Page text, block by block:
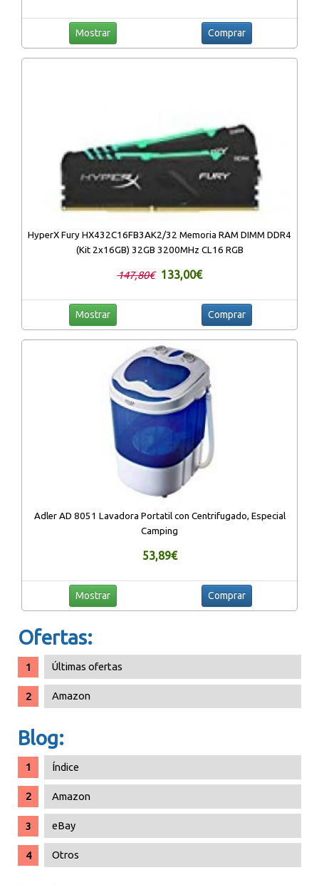
Mostrar Comprar
HyperX Fury HX432C16FB3AK2/32 Memoria RAM DIMM DDR4
(Kit 2x16GB) 32GB 3200MHz CL16 RGB
147,80€ 133,00€
Mostrar Comprar
Adler AD 8051 Lavadora Portatil con Centrifugado, Especial
Camping
53,89€
Mostrar Comprar
Ofertas:
Últimas ofertas
Amazon
Blog:
Índice
Amazon
eBay
Otros